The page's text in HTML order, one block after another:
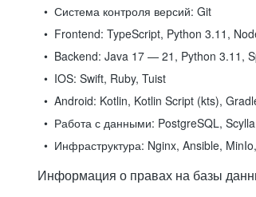
Система контроля версий: Git
Frontend: TypeScript, Python 3.11,
Backend: Java 17 — 21, Python 3.11,
IOS: Swift, Ruby, Tuist
Android: Kotlin, Kotlin Script (kts),
Работа с данными: PostgreSQL,
Инфраструктура: Nginx, Ansible,
Информация о правах на базы